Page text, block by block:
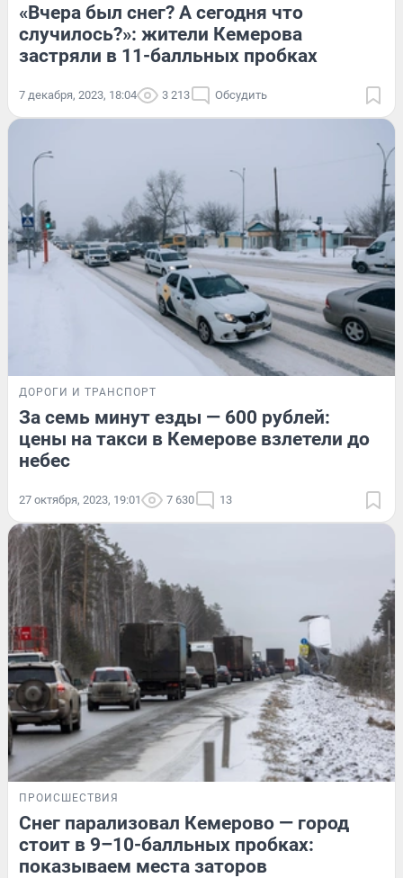
«Вчера был снег? А сегодня что
случилось?»: жители Кемерова
застряли в 11-балльных пробках
7 декабря, 2023, 18:04 3 213 Обсудить
ДОРОГИ И ТРАНСПОРТ
За семь минут езды — 600 рублей:
цены на такси в Кемерове взлетели до
небес
27 октября, 2023, 19:01 7 630 13
ПРОИСШЕСТВИЯ
Снег парализовал Кемерово — город
стоит в 9–10-балльных пробках:
показываем места заторов